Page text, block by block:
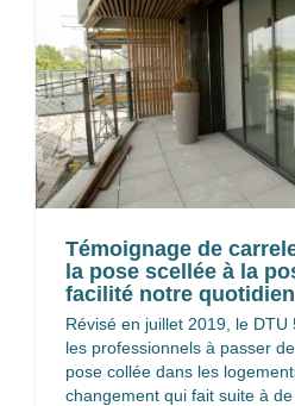
Témoignage de
la pose scellée à la
facilité notre
Révisé en juillet 2019, le
les professionnels à passer
pose collée dans les
changement qui fait suite à de